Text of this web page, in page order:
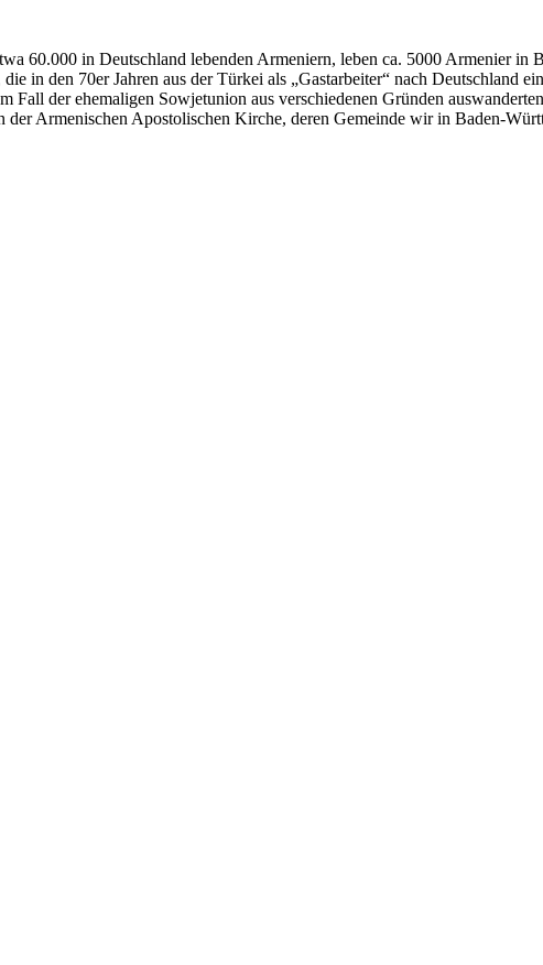
60.000 in Deutschland lebenden Armeniern, leben ca. 5000 Armenier in
in den 70er Jahren aus der Türkei als „Gastarbeiter“ nach Deutschland
der ehemaligen Sowjetunion aus verschiedenen Gründen
Armenischen Apostolischen Kirche, deren Gemeinde wir in Baden-